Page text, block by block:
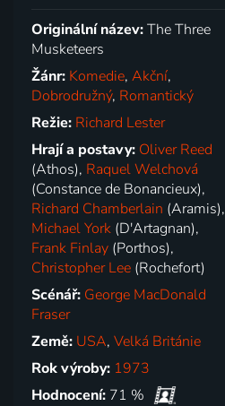
Originální název:The Three
Musketeers
Žánr: Komedie,Akční,
Dobrodružný, Romantický
Režie: Richard Lester
Hrají a postavy: Oliver Reed
(Athos), Raquel Welchová
(Constance de Bonancieux),
Richard Chamberlain (Aramis),
Michael York (D'Artagnan),
Frank Finlay (Porthos),
Christopher Lee (Rochefort)
Scénář: George MacDonald
Fraser
Země: USA,Velká Británie
Rok výroby: 1973
Hodnocení: 71 %